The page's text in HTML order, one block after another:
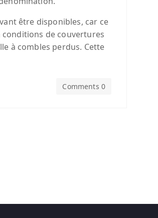
être disponibles, car ce
conditions de couvertures
à combles perdus. Cette
Comments 0